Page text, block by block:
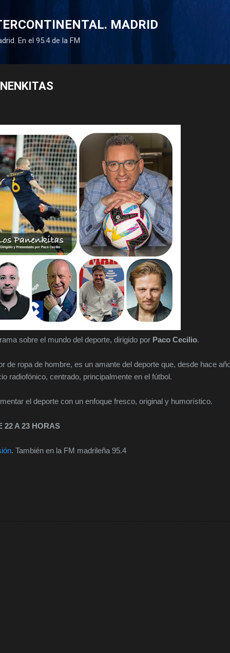
MADRID
En el 95.4 de la FM
sobre el mundo del deporte, dirigido por Paco Cecilio.
de ropa de hombre, es un amante del deporte que, desde hace
radiofónico, centrado, principalmente en el fútbol.
el deporte con un enfoque fresco, original y humorístico.
22 A 23 HORAS
. También en la FM madrileña 95.4